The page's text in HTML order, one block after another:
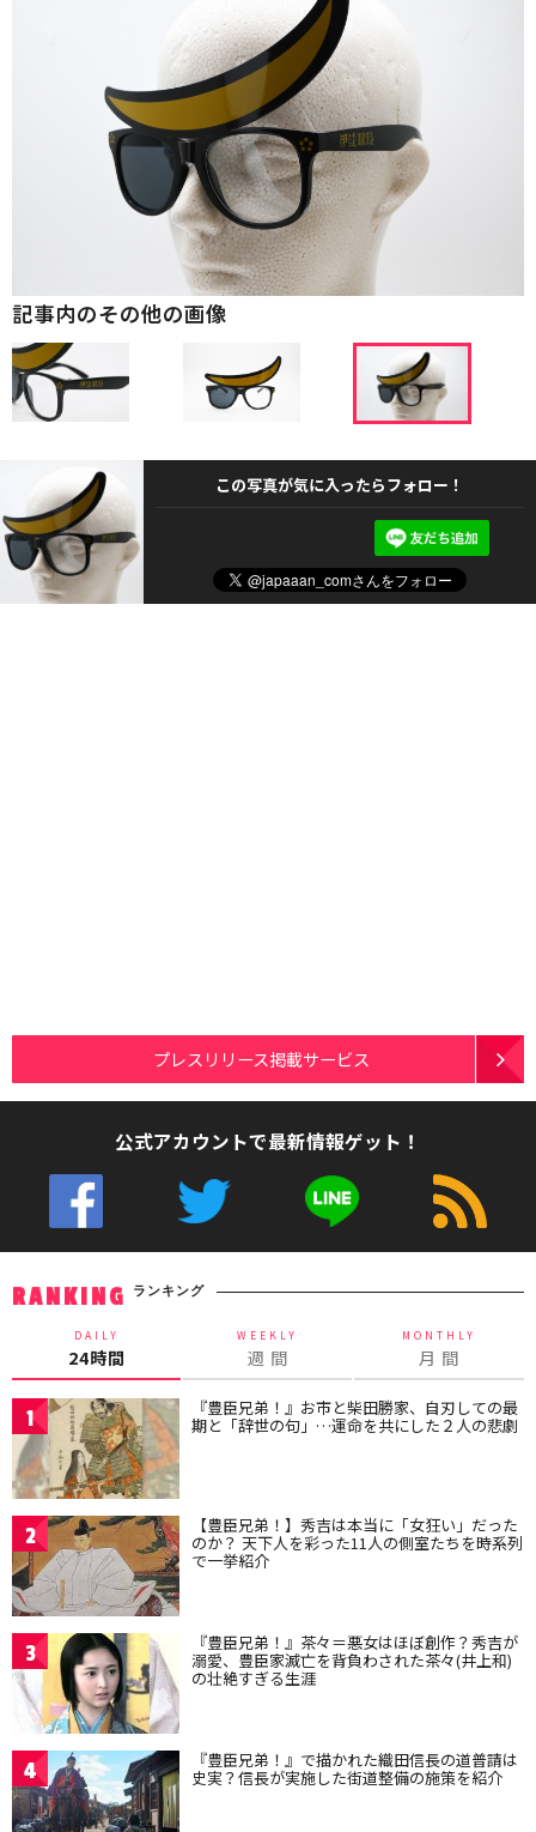
記事内のその他の画像
この写真が気に入ったらフォロー！
プレスリリース掲載サービス
公式アカウントで最新情報ゲット！
RANKING ランキング
DAILY
24時間
WEEKLY
週 間
MONTHLY
月 間
1 『豊臣兄弟！』お市と柴田勝家、自刃しての最
期と「辞世の句」…運命を共にした２人の悲劇
2 【豊臣兄弟！】秀吉は本当に「女狂い」だった
のか？ 天下人を彩った11人の側室たちを時系列
で一挙紹介
3 『豊臣兄弟！』茶々＝悪女はほぼ創作？秀吉が
溺愛、豊臣家滅亡を背負わされた茶々(井上和)
の壮絶すぎる生涯
4 『豊臣兄弟！』で描かれた織田信長の道普請は
史実？信長が実施した街道整備の施策を紹介